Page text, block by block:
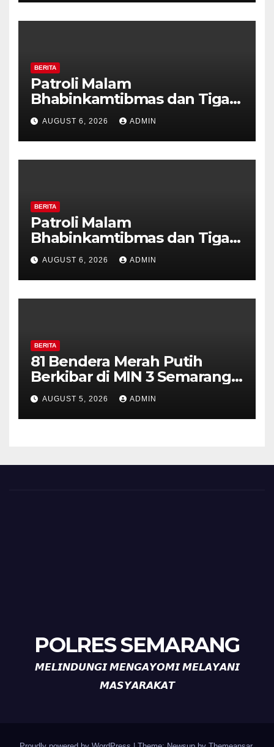
BERITA
Patroli Malam
Bhabinkamtibmas dan Tiga
Pilar Kelurahan Ungaran
Perkuat Kamtibmas, Warga
Diajak Aktifkan Ronda
AUGUST 6, 2026 ADMIN
BERITA
Patroli Malam
Bhabinkamtibmas dan Tiga
Pilar Kelurahan Ungaran
Perkuat Kamtibmas, Warga
Diajak Aktifkan Ronda
AUGUST 6, 2026 ADMIN
BERITA
81 Bendera Merah Putih
Berkibar di MIN 3 Semarang,
Bhabinkamtibmas Desa
Timpik Hadiri Peringatan
HUT ke-81 Kemerdekaan RI
AUGUST 5, 2026 ADMIN
POLRES SEMARANG
𝙈𝙀𝙇𝙄𝙉𝘿𝙐𝙉𝙂𝙄 𝙈𝙀𝙉𝙂𝘼𝙔𝙊𝙈𝙄 𝙈𝙀𝙇𝘼𝙔𝘼𝙉𝙄
𝙈𝘼𝙎𝙔𝘼𝙍𝘼𝙆𝘼𝙏